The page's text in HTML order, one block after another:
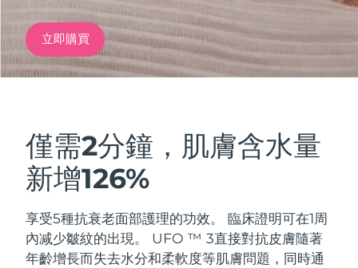
立即購買
僅需2分鐘，肌膚含水量
新增126%
享受5種抗衰老面部護理的功效。 臨床證明可在1周
內减少皺紋的出現。 UFO ™ 3直接對抗皮膚隨著
年齡增長而失去水分和柔軟度等肌膚問題，同時通
紅光療法
LUNA™ 4 套裝
Anti-aging massage
BEAR™ 2 套裝
Microcurrent toning
加拿大 預計送達日期
奧地利 預計送達日期 8/10/26
巴林
比利時 預計送達日期 8/10/26
百慕達 預計送達日期8/16/26